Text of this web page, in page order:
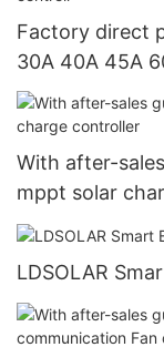
Factory direct
30A 40A 45A
With after-
mppt solar
LDSOLAR